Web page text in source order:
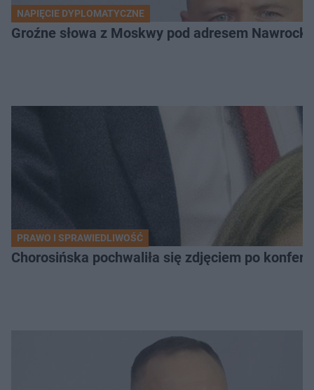
NAPIĘCIE DYPLOMATYCZNE
Groźne słowa z Moskwy pod adresem
PRAWO I SPRAWIEDLIWOŚĆ
Chorosińska pochwaliła się zdjęciem po